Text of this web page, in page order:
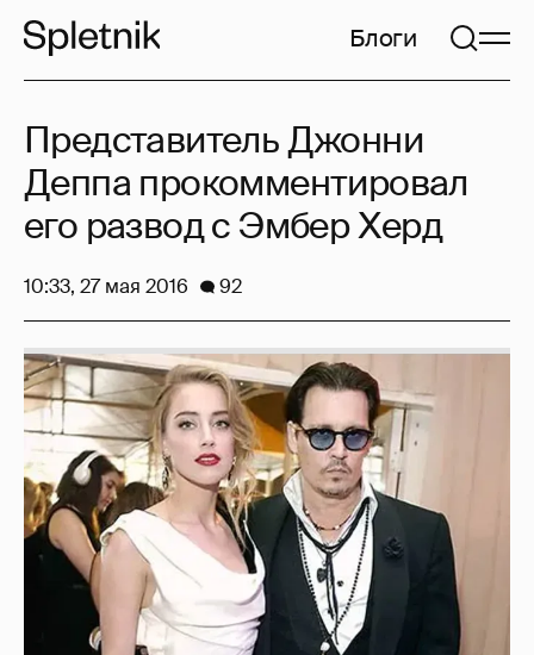
Блоги
Представитель Джонни
Деппа прокомментировал
его развод с Эмбер Херд
10:33, 27 мая 2016 92